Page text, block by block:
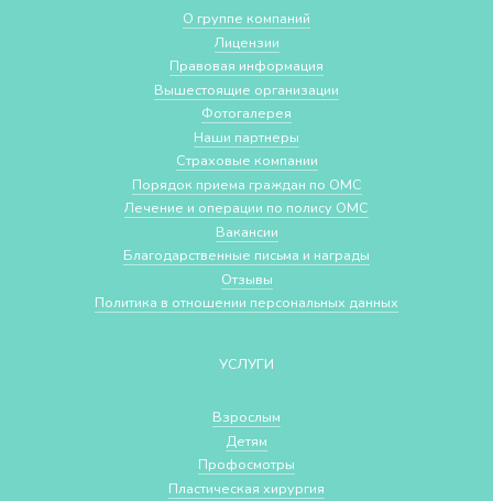
О группе компаний
Лицензии
Правовая информация
Вышестоящие организации
Фотогалерея
Наши партнеры
Страховые компании
Порядок приема граждан по ОМС
Лечение и операции по полису ОМС
Вакансии
Благодарственные письма и награды
Отзывы
Политика в отношении персональных данных
УСЛУГИ
Взрослым
Детям
Профосмотры
Пластическая хирургия